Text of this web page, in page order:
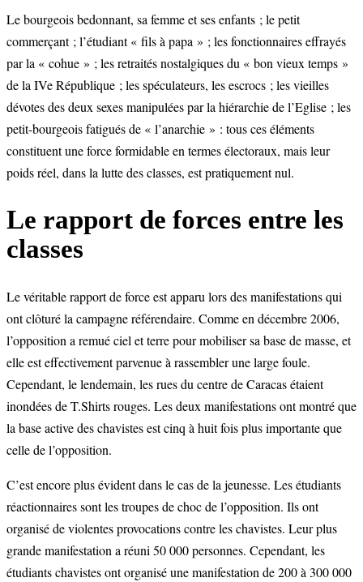
Le bourgeois bedonnant, sa femme et ses enfants ; le petit
commerçant ; l’étudiant « fils à papa » ; les fonctionnaires effrayés
par la « cohue » ; les retraités nostalgiques du « bon vieux temps »
de la IVe République ; les spéculateurs, les escrocs ; les vieilles
dévotes des deux sexes manipulées par la hiérarchie de l’Eglise ; les
petit-bourgeois fatigués de « l’anarchie » : tous ces éléments
constituent une force formidable en termes électoraux, mais leur
poids réel, dans la lutte des classes, est pratiquement nul.
Le rapport de forces entre les
classes
Le véritable rapport de force est apparu lors des manifestations qui
ont clôturé la campagne référendaire. Comme en décembre 2006,
l’opposition a remué ciel et terre pour mobiliser sa base de masse, et
elle est effectivement parvenue à rassembler une large foule.
Cependant, le lendemain, les rues du centre de Caracas étaient
inondées de T.Shirts rouges. Les deux manifestations ont montré que
la base active des chavistes est cinq à huit fois plus importante que
celle de l’opposition.
C’est encore plus évident dans le cas de la jeunesse. Les étudiants
réactionnaires sont les troupes de choc de l’opposition. Ils ont
organisé de violentes provocations contre les chavistes. Leur plus
grande manifestation a réuni 50 000 personnes. Cependant, les
étudiants chavistes ont organisé une manifestation de 200 à 300 000